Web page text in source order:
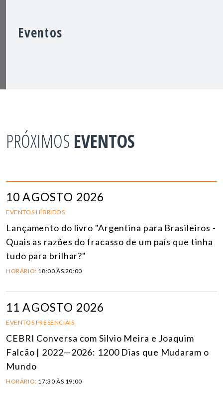
Eventos
PRÓXIMOS EVENTOS
10 AGOSTO 2026
EVENTOS HÍBRIDOS
Lançamento do livro "Argentina para Brasileiros -
Quais as razões do fracasso de um país que tinha
tudo para brilhar?"
HORÁRIO: 18:00 ÀS 20:00
11 AGOSTO 2026
EVENTOS PRESENCIAIS
CEBRI Conversa com Silvio Meira e Joaquim
Falcão | 2022—2026: 1200 Dias que Mudaram o
Mundo
HORÁRIO: 17:30 ÀS 19:00